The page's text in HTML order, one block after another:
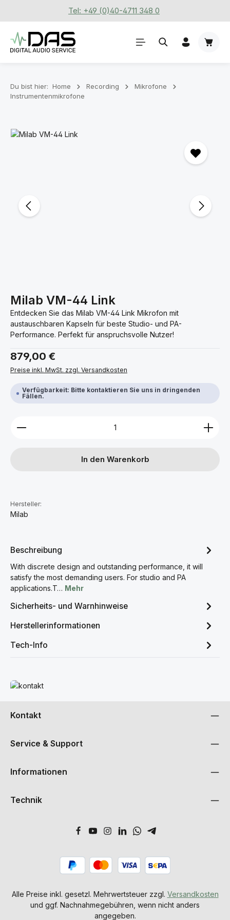
Zum Hauptinhalt springenTel: +49 (0)40-4711 348 0
Du bist hier: Home Recording
Mikrofone
Instrumentenmikrofone
Bildergalerie überspringen
Milab VM-44 Link
Entdecken Sie das Milab VM-44 Link Mikrofon mit
austauschbaren Kapseln für beste Studio- und PA-
Performance. Perfekt für anspruchsvolle Nutzer!
Regulärer Preis:
879,00 €
Preise inkl. MwSt. zzgl. Versandkosten
Verfügbarkeit: Bitte kontaktieren Sie uns in dringenden
Fällen.
Produkt Anzahl: Gib den gewünschten Wert ein
In den Warenkorb
Hersteller:
Milab
Beschreibung
With discrete design and outstanding performance, it will
satisfy the most demanding users. For studio and PA
applications.T… Mehr
Sicherheits- und Warnhinweise
Herstellerinformationen
Tech-Info
Mehr erfahren
Kontakt
Service & Support
Informationen
Technik
Alle Preise inkl. gesetzl. Mehrwertsteuer zzgl. Versandkosten
und ggf. Nachnahmegebühren, wenn nicht anders
angegeben.